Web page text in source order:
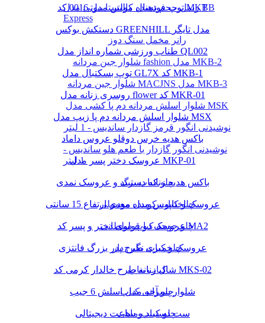
ریمل حجم دهنده کالیستا بیوتی مدل BB
Express
رانر مخمل سنگ دوز
شلوار جین مردانه fashion مدل MKB-2
شلوار جین مردانه MACJNS مدل MKB-3
شلوار اسلش مردانه دم پا کشی مدل MSK
نوشیدنی انگور قرمز گازدار ساندیس - 1 لیتر
نوشیدنی انگور گازدار با طعم هلو ساندیس -
1 لیتر
چلو کباب برگ
چلو کباب کوبیده معمولی
چلو جوجه کباب سلطانی
چلو کباب نگین دار
کباب بناب
چلو آجی کباب
چلو کباب ماهی
توپ فوتسال مولتن مدل 0016 کد MKT
دستکش بوکس GREENHILL مدل تایگر
طناب ورزشی شماره انداز مدل QL002
توپ بسکتبال مدل GL7X کد MKB-1
روسری زنانه مدل flower کد MKR-01
شلوار اسلش مردانه دم پا زیپ مدل MSX
باکس هدیه خرس دوقلو عروس داماد
عروسک دختر پسر مدل MKP-01
باکس هدیه زنانه دستبند و عروسک نمدی
عروسک اختاپوس مدل مودی ارتفاع 15 سانتی
عروسک دو قولوی دختر و پسر کد MA2
عروسک خمیری طرح پدر بزرگ فانتزی
شال زنانه طرح خالدار کرمی کد MKS-02
شلوار پسرانه مدل اسلش 6 جیب
ست دستبند و ساعت دیجیتالی